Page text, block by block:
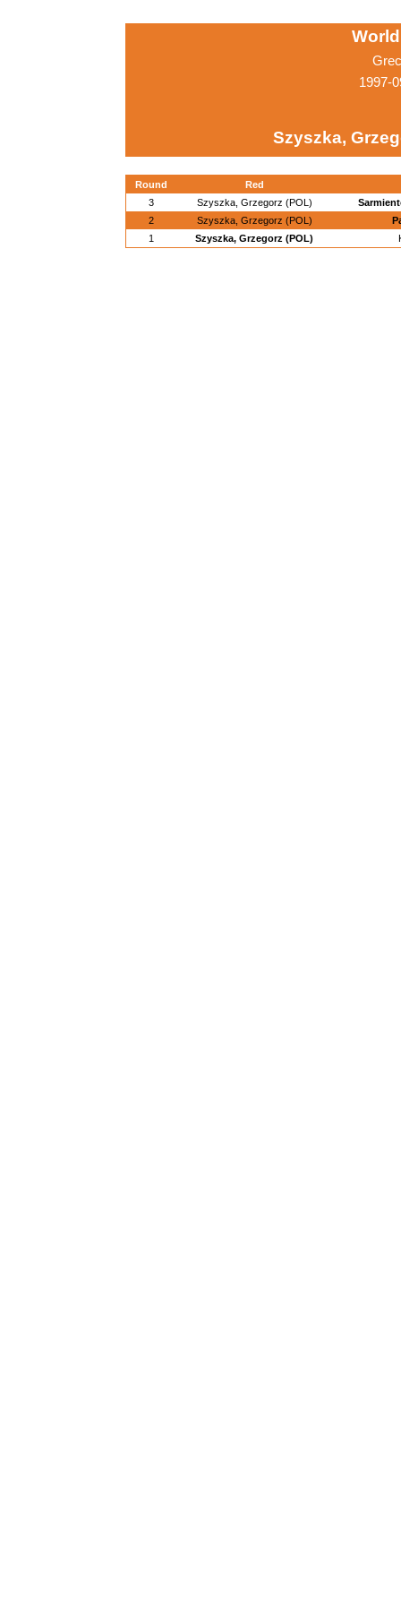
1997-
Szyszka,
Round
Red
3
Szyszka, Grzegorz (POL)
2
Szyszka, Grzegorz (POL)
1
Szyszka, Grzegorz (POL)